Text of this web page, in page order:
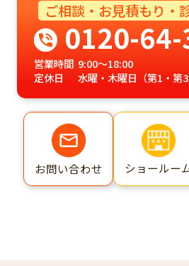
ご相談・お見積もり・
0120-
営業時間 9:00～18:00
定休日
水曜・木曜日（第1・第3
お問い合わせ ショールー